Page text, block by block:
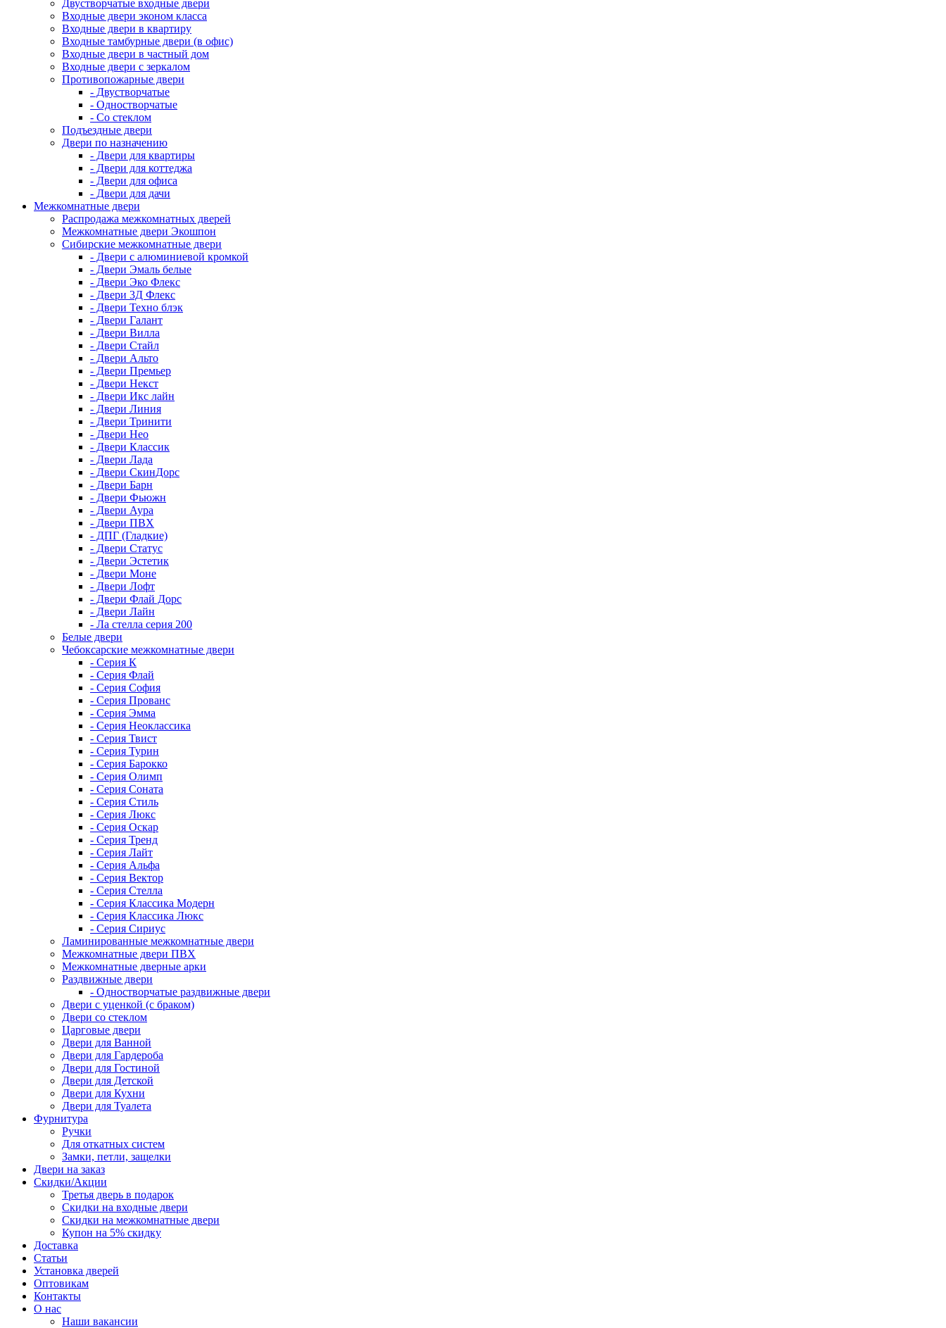
Двустворчатые входные двери
Входные двери эконом класса
Входные двери в квартиру
Входные тамбурные двери (в офис)
Входные двери в частный дом
Входные двери с зеркалом
Противопожарные двери
- Двустворчатые
- Одностворчатые
- Со стеклом
Подъездные двери
Двери по назначению
- Двери для квартиры
- Двери для коттеджа
- Двери для офиса
- Двери для дачи
Межкомнатные двери
Распродажа межкомнатных дверей
Межкомнатные двери Экошпон
Сибирские межкомнатные двери
- Двери с алюминиевой кромкой
- Двери Эмаль белые
- Двери Эко Флекс
- Двери 3Д Флекс
- Двери Техно блэк
- Двери Галант
- Двери Вилла
- Двери Стайл
- Двери Альто
- Двери Премьер
- Двери Некст
- Двери Икс лайн
- Двери Линия
- Двери Тринити
- Двери Нео
- Двери Классик
- Двери Лада
- Двери СкинДорс
- Двери Барн
- Двери Фьюжн
- Двери Аура
- Двери ПВХ
- ДПГ (Гладкие)
- Двери Статус
- Двери Эстетик
- Двери Моне
- Двери Лофт
- Двери Флай Дорс
- Двери Лайн
- Ла стелла серия 200
Белые двери
Чебоксарские межкомнатные двери
- Серия К
- Серия Флай
- Серия София
- Серия Прованс
- Серия Эмма
- Серия Неоклассика
- Серия Твист
- Серия Турин
- Серия Барокко
- Серия Олимп
- Серия Соната
- Серия Стиль
- Серия Люкс
- Серия Оскар
- Серия Тренд
- Серия Лайт
- Серия Альфа
- Серия Вектор
- Серия Стелла
- Серия Классика Модерн
- Серия Классика Люкс
- Серия Сириус
Ламинированные межкомнатные двери
Межкомнатные двери ПВХ
Межкомнатные дверные арки
Раздвижные двери
- Одностворчатые раздвижные двери
Двери с уценкой (с браком)
Двери со стеклом
Царговые двери
Двери для Ванной
Двери для Гардероба
Двери для Гостиной
Двери для Детской
Двери для Кухни
Двери для Туалета
Фурнитура
Ручки
Для откатных систем
Замки, петли, защелки
Двери на заказ
Скидки/Акции
Третья дверь в подарок
Скидки на входные двери
Скидки на межкомнатные двери
Купон на 5% скидку
Доставка
Статьи
Установка дверей
Оптовикам
Контакты
О нас
Наши вакансии